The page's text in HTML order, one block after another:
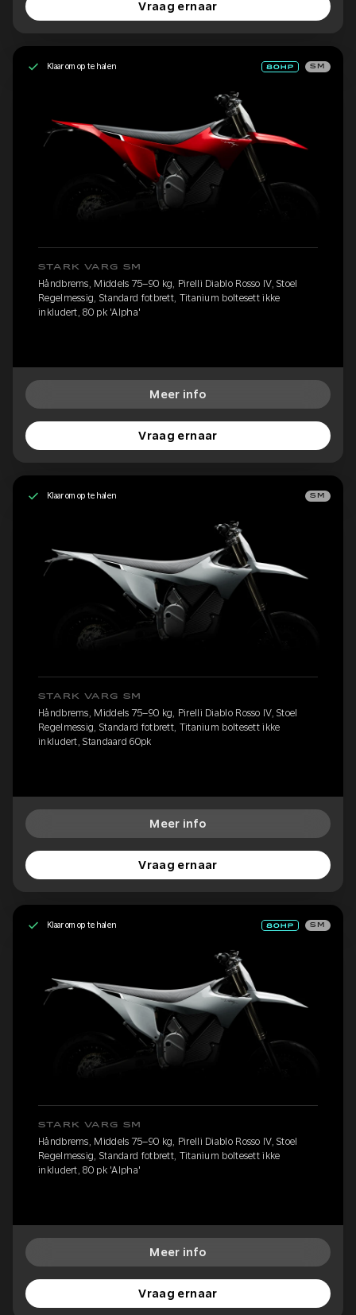
Vraag ernaar
Klaar om op te halen SM
STARK VARG SM
Håndbrems, Middels 75–90 kg, Pirelli Diablo Rosso IV, Stoel
Regelmessig, Standard fotbrett, Titanium boltesett ikke
inkludert, 80 pk 'Alpha'
Meer info
Vraag ernaar
Klaar om op te halen SM
STARK VARG SM
Håndbrems, Middels 75–90 kg, Pirelli Diablo Rosso IV, Stoel
Regelmessig, Standard fotbrett, Titanium boltesett ikke
inkludert, Standaard 60pk
Meer info
Vraag ernaar
Klaar om op te halen SM
STARK VARG SM
Håndbrems, Middels 75–90 kg, Pirelli Diablo Rosso IV, Stoel
Regelmessig, Standard fotbrett, Titanium boltesett ikke
inkludert, 80 pk 'Alpha'
Meer info
Vraag ernaar